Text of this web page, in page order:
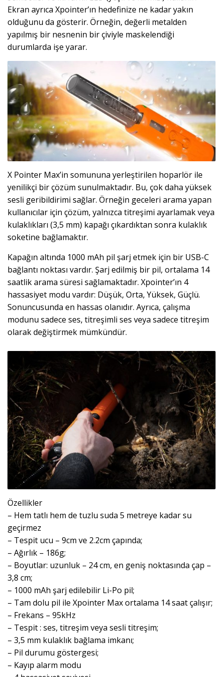
Ekran ayrıca Xpointer’ın hedefinize ne kadar yakın
olduğunu da gösterir. Örneğin, değerli metalden
yapılmış bir nesnenin bir çiviyle maskelendiği
durumlarda işe yarar.
X Pointer Max’in somununa yerleştirilen hoparlör ile
yenilikçi bir çözüm sunulmaktadır. Bu, çok daha yüksek
sesli geribildirimi sağlar. Örneğin geceleri arama yapan
kullanıcılar için çözüm, yalnızca titreşimi ayarlamak veya
kulaklıkları (3,5 mm) kapağı çıkardıktan sonra kulaklık
soketine bağlamaktır.
Kapağın altında 1000 mAh pil şarj etmek için bir USB-C
bağlantı noktası vardır. Şarj edilmiş bir pil, ortalama 14
saatlik arama süresi sağlamaktadır. Xpointer’ın 4
hassasiyet modu vardır: Düşük, Orta, Yüksek, Güçlü.
Sonuncusunda en hassas olanıdır. Ayrıca, çalışma
modunu sadece ses, titreşimli ses veya sadece titreşim
olarak değiştirmek mümkündür.
Özellikler
– Hem tatlı hem de tuzlu suda 5 metreye kadar su
geçirmez
– Tespit ucu – 9cm ve 2.2cm çapında;
– Ağırlık – 186g;
– Boyutlar: uzunluk – 24 cm, en geniş noktasında çap –
3,8 cm;
– 1000 mAh şarj edilebilir Li-Po pil;
– Tam dolu pil ile Xpointer Max ortalama 14 saat çalışır;
– Frekans – 95kHz
– Tespit : ses, titreşim veya sesli titreşim;
– 3,5 mm kulaklık bağlama imkanı;
– Pil durumu göstergesi;
– Kayıp alarm modu